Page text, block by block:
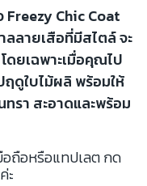
Freezy Chic Coat
ลายเสือที่มีสไตล์ จะ
ดยเฉพาะเมื่อคุณไป
ดูใบไม้ผลิ พร้อมให้
ทรา สะอาดและพร้อม
ถือหรือแทปเลต กด
ะ